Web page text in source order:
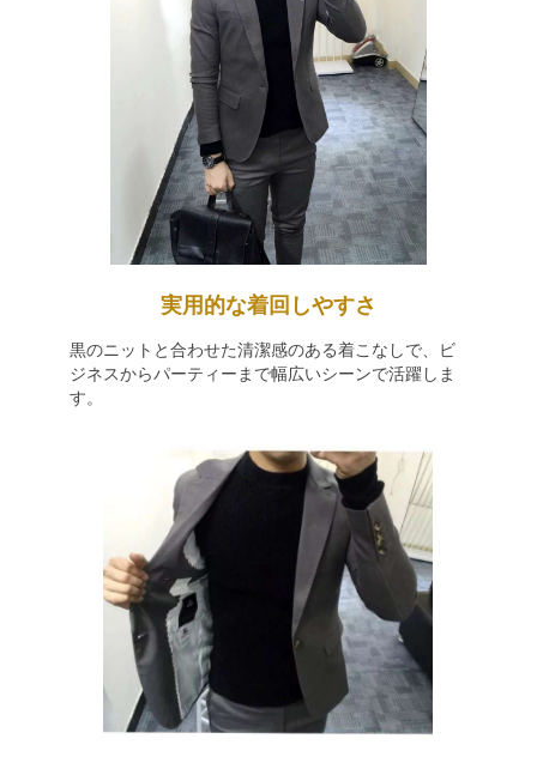
実用的な着回しやすさ
黒のニットと合わせた清潔感のある着こなしで、ビ
ジネスからパーティーまで幅広いシーンで活躍しま
す。